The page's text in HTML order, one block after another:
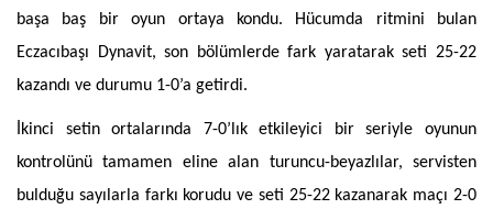
başa baş bir oyun ortaya kondu. Hücumda ritmini bulan
Eczacıbaşı Dynavit, son bölümlerde fark yaratarak seti 25-22
kazandı ve durumu 1-0’a getirdi.
İkinci setin ortalarında 7-0’lık etkileyici bir seriyle oyunun
kontrolünü tamamen eline alan turuncu-beyazlılar, servisten
bulduğu sayılarla farkı korudu ve seti 25-22 kazanarak maçı 2-0